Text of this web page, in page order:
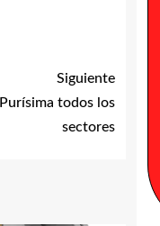
Siguiente
todos los
sectores